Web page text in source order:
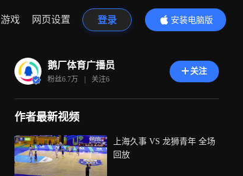
游戏 网页设置 登录
安装电脑版
内容更精彩
鹅厂体育广播员
粉丝6.7万 | 关注6
关注
作者最新视频
上海久事 VS 龙狮青年 全场
回放